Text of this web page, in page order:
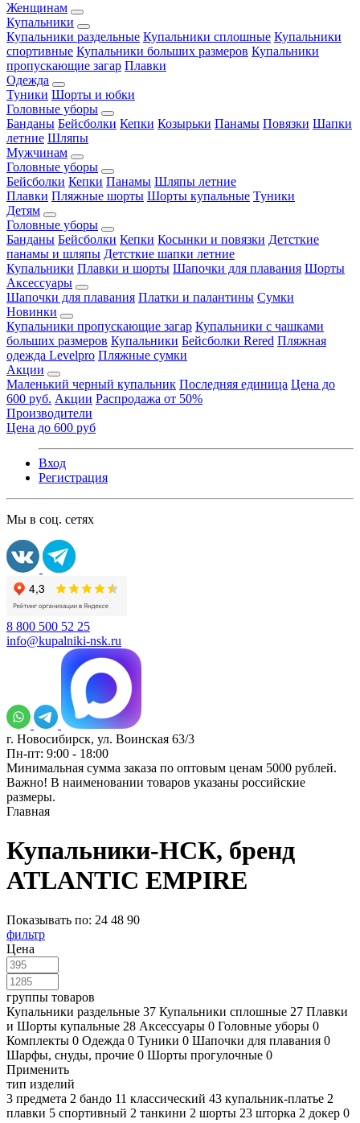
Женщинам
Купальники
Купальники раздельные Купальники сплошные Купальники
спортивные Купальники больших размеров Купальники
пропускающие загар Плавки
Одежда
Туники Шорты и юбки
Головные уборы
Банданы Бейсболки Кепки Козырьки Панамы Повязки Шапки
летние Шляпы
Мужчинам
Головные уборы
Бейсболки Кепки Панамы Шляпы летние
Плавки Пляжные шорты Шорты купальные Туники
Детям
Головные уборы
Банданы Бейсболки Кепки Косынки и повязки Детсткие
панамы и шляпы Детсткие шапки летние
Купальники Плавки и шорты Шапочки для плавания Шорты
Аксессуары
Шапочки для плавания Платки и палантины Сумки
Новинки
Купальники пропускающие загар Купальники с чашками
больших размеров Купальники Бейсболки Rered Пляжная
одежда Levelpro Пляжные сумки
Акции
Маленький черный купальник Последняя единица Цена до
600 руб. Акции Распродажа от 50%
Производители
Цена до 600 руб
Вход
Регистрация
Мы в соц. сетях
8 800 500 52 25
info@kupalniki-nsk.ru
г. Новосибирск, ул. Воинская 63/3
Пн-пт: 9:00 - 18:00
Минимальная сумма заказа по оптовым ценам 5000 рублей.
Важно! В наименовании товаров указаны российские
размеры.
Главная
Купальники-НСК, бренд
ATLANTIC EMPIRE
Показывать по: 24 48 90
фильтр
Цена
группы товаров
Купальники раздельные 37 Купальники сплошные 27 Плавки
и Шорты купальные 28 Аксессуары 0 Головные уборы 0
Комплекты 0 Одежда 0 Туники 0 Шапочки для плавания 0
Шарфы, снуды, прочие 0 Шорты прогулочные 0
Применить
тип изделий
3 предмета 2 бандо 11 классический 43 купальник-платье 2
плавки 5 спортивный 2 танкини 2 шорты 23 шторка 2 докер 0